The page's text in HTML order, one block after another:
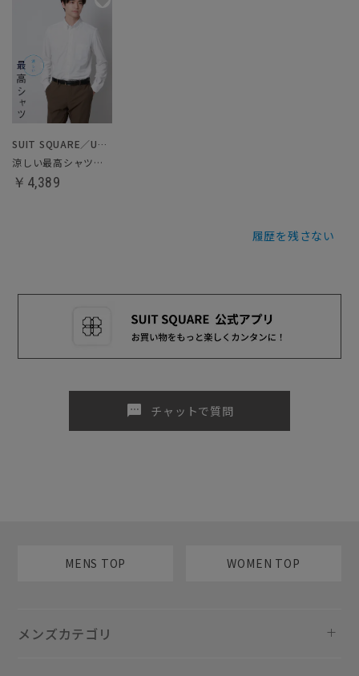
SUIT SQUARE／UNIVERSAL LANGUAGE
涼しい最高シャツ／ノンアイロンジャージードレスシャツ
￥4,389
履歴を残さない
sms チャットで質問
MENS TOP WOMEN TOP
メンズカテゴリ